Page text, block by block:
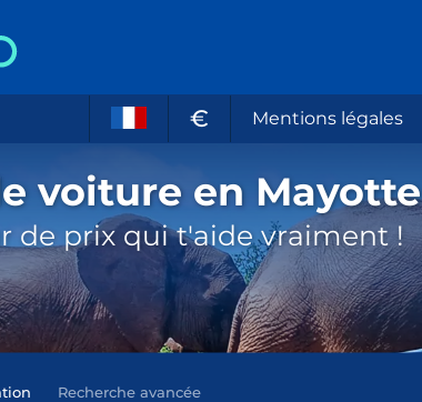
€ Mentions légales
voiture en Mayotte
de prix qui t'aide vraiment !
Recherche avancée